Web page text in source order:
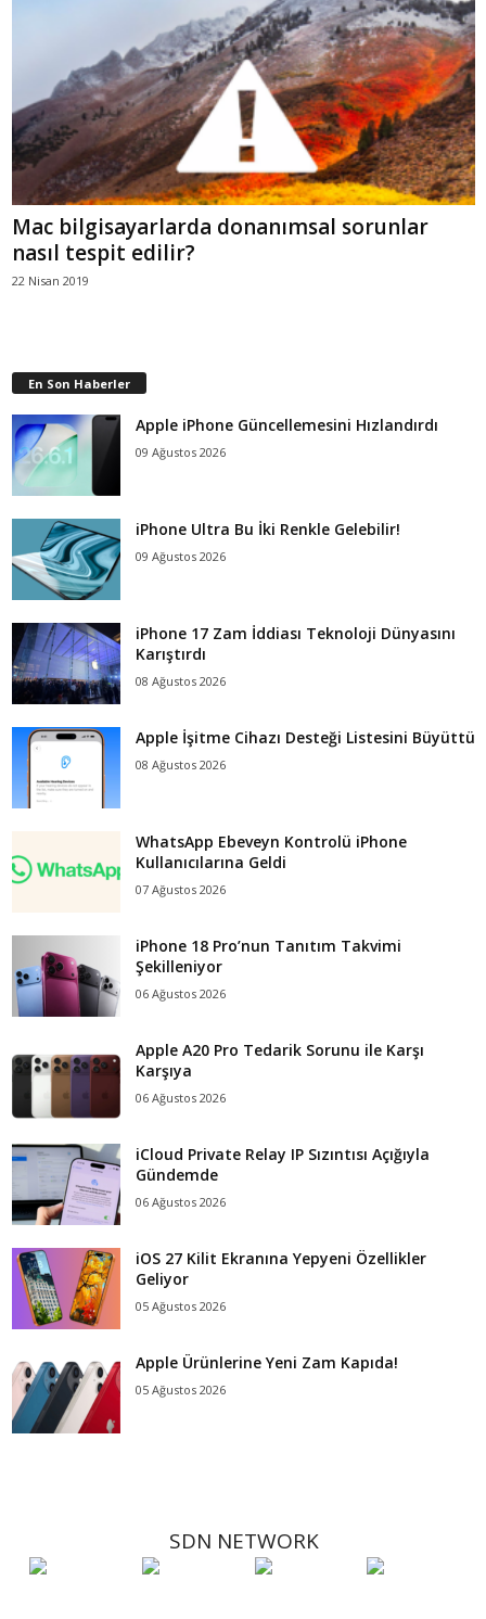
Mac bilgisayarlarda donanımsal sorunlar
nasıl tespit edilir?
22 Nisan 2019
En Son Haberler
Apple iPhone Güncellemesini Hızlandırdı
09 Ağustos 2026
iPhone Ultra Bu İki Renkle Gelebilir!
09 Ağustos 2026
iPhone 17 Zam İddiası Teknoloji Dünyasını
Karıştırdı
08 Ağustos 2026
Apple İşitme Cihazı Desteği Listesini Büyüttü
08 Ağustos 2026
WhatsApp Ebeveyn Kontrolü iPhone
Kullanıcılarına Geldi
07 Ağustos 2026
iPhone 18 Pro’nun Tanıtım Takvimi
Şekilleniyor
06 Ağustos 2026
Apple A20 Pro Tedarik Sorunu ile Karşı
Karşıya
06 Ağustos 2026
iCloud Private Relay IP Sızıntısı Açığıyla
Gündemde
06 Ağustos 2026
iOS 27 Kilit Ekranına Yepyeni Özellikler
Geliyor
05 Ağustos 2026
Apple Ürünlerine Yeni Zam Kapıda!
05 Ağustos 2026
SDN NETWORK